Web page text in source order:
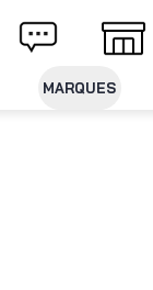
dès 49€ d'achat
MARQUES